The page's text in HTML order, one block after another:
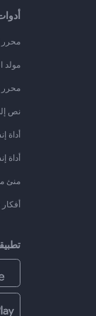
محرر
مولد
محرر
نص
أداة
أداة
منئ